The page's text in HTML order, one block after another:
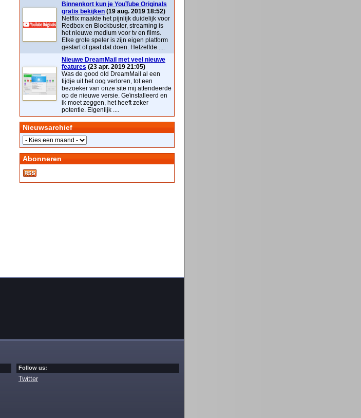
Binnenkort kun je YouTube Originals
gratis bekijken (19 aug. 2019 18:52)
Netflix maakte het pijnlijk duidelijk voor
Redbox en Blockbuster, streaming is
het nieuwe medium voor tv en films.
Elke grote speler is zijn eigen platform
gestart of gaat dat doen. Hetzelfde ....
Nieuwe DreamMail met veel nieuwe
features (23 apr. 2019 21:05)
Was de good old DreamMail al een
tijdje uit het oog verloren, tot een
bezoeker van onze site mij attendeerde
op de nieuwe versie. Geïnstalleerd en
ik moet zeggen, het heeft zeker
potentie. Eigenlijk ....
Nieuwsarchief
Abonneren
Follow us:
Twitter